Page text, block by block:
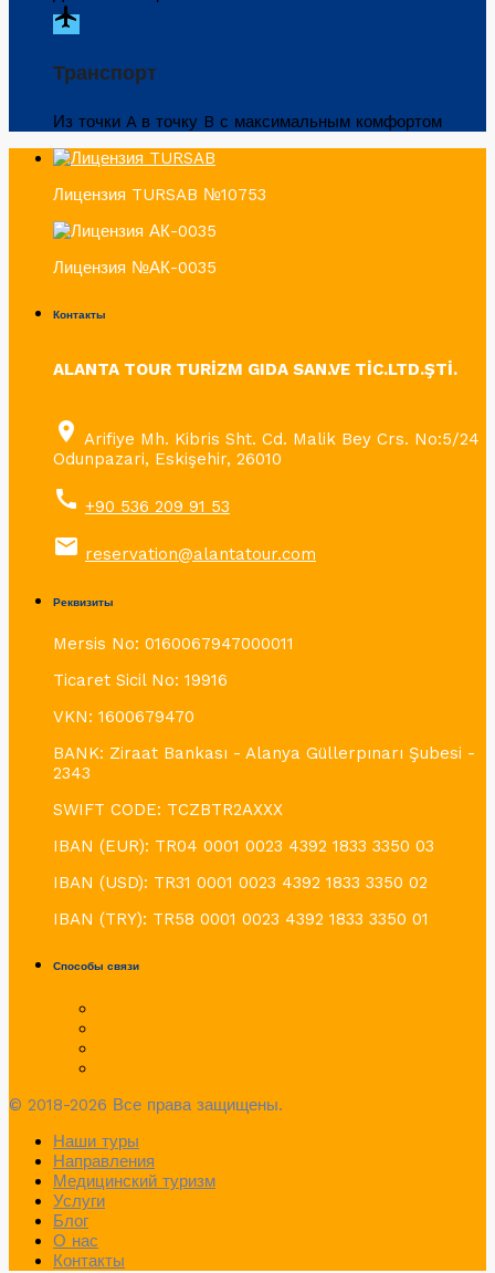
flight
Транспорт
Из точки A в точку B с максимальным комфортом
Лицензия TURSAB №10753
Лицензия №АК-0035
Контакты
ALANTA TOUR TURİZM GIDA SAN.VE TİC.LTD.ŞTİ.
place Arifiye Mh. Kibris Sht. Cd. Malik Bey Crs. No:5/24
Odunpazari, Eskişehir, 26010
call +90 536 209 91 53
email reservation@alantatour.com
Реквизиты
Mersis No: 0160067947000011
Ticaret Sicil No: 19916
VKN: 1600679470
BANK: Ziraat Bankası - Alanya Güllerpınarı Şubesi -
2343
SWIFT CODE: TCZBTR2AXXX
IBAN (EUR): TR04 0001 0023 4392 1833 3350 03
IBAN (USD): TR31 0001 0023 4392 1833 3350 02
IBAN (TRY): TR58 0001 0023 4392 1833 3350 01
Способы связи
© 2018-2026 Все права защищены.
Наши туры
Направления
Медицинский туризм
Услуги
Блог
О нас
Контакты